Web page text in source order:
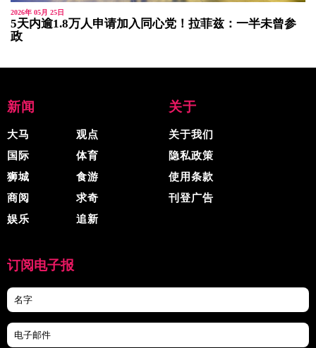
2026年 05月 25日
5天内逾1.8万人申请加入同心党！拉菲兹：一半未曾参
政
新闻
大马
国际
狮城
商阅
娱乐
观点
体育
食游
求奇
追新
关于
关于我们
隐私政策
使用条款
刊登广告
订阅电子报